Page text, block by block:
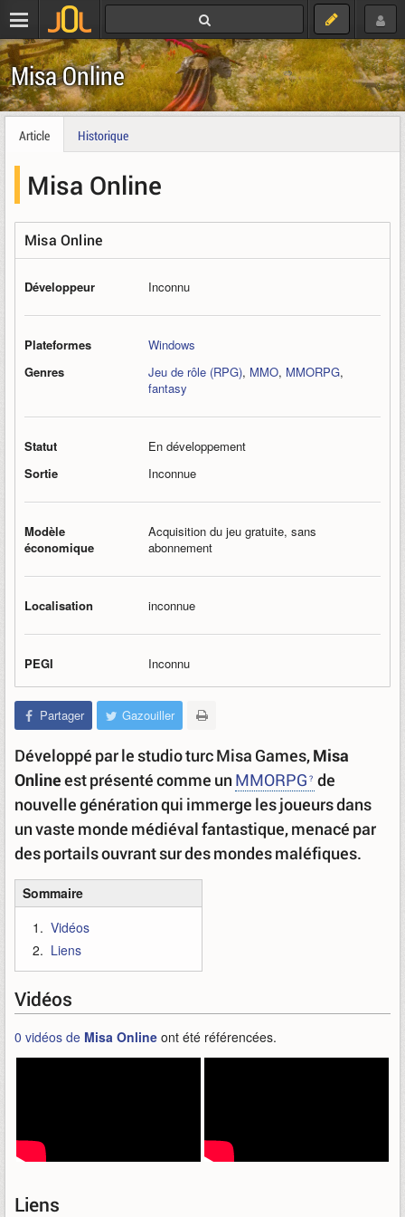
Misa Online
Article Historique
Misa Online
Misa Online
Développeur Inconnu
Plateformes
Windows
Genres
Jeu de rôle (RPG), MMO, MMORPG,
fantasy
Statut
En développement
Sortie
Inconnue
Modèle
économique
Acquisition du jeu gratuite, sans
abonnement
Localisation inconnue
PEGI Inconnu
Partager Gazouiller
Développé par le studio turc Misa Games,Misa
Onlineest présenté comme un MMORPG de
nouvelle génération qui immerge les joueurs dans
un vaste monde médiéval fantastique, menacé par
des portails ouvrant sur des mondes maléfiques.
Sommaire
Vidéos
Liens
Vidéos
0 vidéos de Misa Online ont été référencées.
Liens